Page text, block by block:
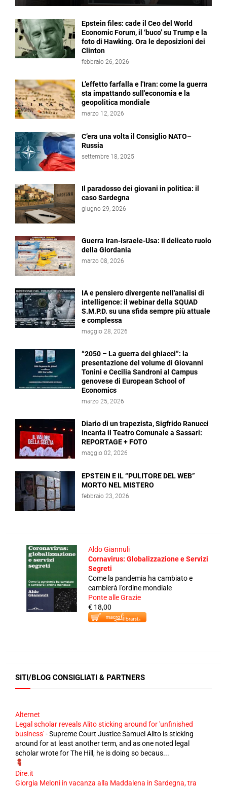
Epstein files: cade il Ceo del World
Economic Forum, il ‘buco’ su Trump e la
foto di Hawking. Ora le deposizioni dei
Clinton
febbraio 26, 2026
L’effetto farfalla e l'Iran: come la guerra
sta impattando sull'economia e la
geopolitica mondiale
marzo 12, 2026
C’era una volta il Consiglio NATO–
Russia
settembre 18, 2025
Il paradosso dei giovani in politica: il
caso Sardegna
giugno 29, 2026
Guerra Iran-Israele-Usa: Il delicato ruolo
della Giordania
marzo 08, 2026
IA e pensiero divergente nell'analisi di
intelligence: il webinar della SQUAD
S.M.P.D. su una sfida sempre più attuale
e complessa
maggio 28, 2026
“2050 – La guerra dei ghiacci”: la
presentazione del volume di Giovanni
Tonini e Cecilia Sandroni al Campus
genovese di European School of
Economics
marzo 25, 2026
Diario di un trapezista, Sigfrido Ranucci
incanta il Teatro Comunale a Sassari:
REPORTAGE + FOTO
maggio 02, 2026
EPSTEIN E IL “PULITORE DEL WEB”
MORTO NEL MISTERO
febbraio 23, 2026
Aldo Giannuli
Cornavirus: Globalizzazione e Servizi
Segreti
Come la pandemia ha cambiato e
cambierà l'ordine mondiale
Ponte alle Grazie
€ 18,00
SITI/BLOG CONSIGLIATI & PARTNERS
Alternet
Legal scholar reveals Alito sticking around for 'unfinished
business'-Supreme Court Justice Samuel Alito is sticking
around for at least another term, and as one noted legal
scholar wrote for The Hill, he is doing so becaus...
Dire.it
Giorgia Meloni in vacanza alla Maddalena in Sardegna, tra